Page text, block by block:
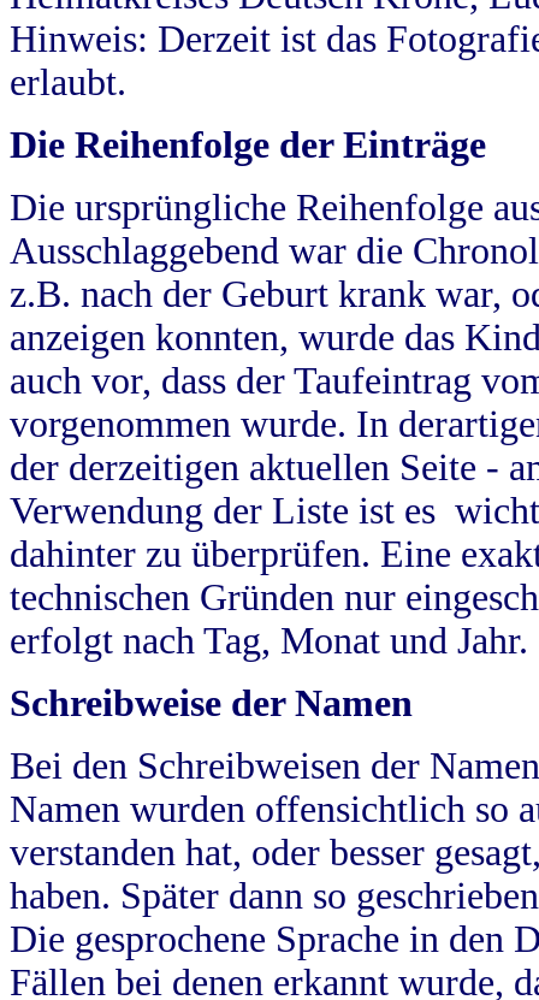
Hinweis: Derzeit ist das
erlaubt.
Die Reihenfolge der Einträge
Die ursprüngliche Reihenfolge
Ausschlaggebend war die
z.B. nach der Geburt krank war,
anzeigen konnten, wurde das
auch vor, dass der Taufeintrag
vorgenommen wurde. In
der derzeitigen aktuellen Seite -
Verwendung der Liste ist es
dahinter zu überprüfen. Eine
technischen Gründen nur
erfolgt nach Tag, Monat und Jahr.
Schreibweise der Namen
Bei den Schreibweisen der
Namen wurden offensichtlich so
verstanden hat, oder besser
haben. Später dann so
Die gesprochene Sprache in
Fällen bei denen erkannt wurde,